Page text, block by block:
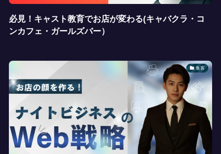
必見！キャスト教育でお店が変わる(キャバクラ・コ
ンカフェ・ガールズバー）
集客